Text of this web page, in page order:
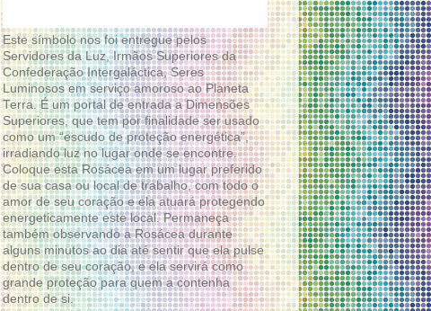
Este símbolo nos foi entregue pelos
Servidores da Luz, Irmãos Superiores da
Confederação Intergaláctica, Seres
Luminosos em serviço amoroso ao Planeta
Terra. É um portal de entrada a Dimensões
Superiores, que tem por finalidade ser usado
como um “escudo de proteção energética”,
irradiando luz no lugar onde se encontre.
Coloque esta Rosácea em um lugar preferido
de sua casa ou local de trabalho, com todo o
amor de seu coração e ela atuará protegendo
energeticamente este local. Permaneça
também observando a Rosácea durante
alguns minutos ao dia até sentir que ela pulse
dentro de seu coração, e ela servirá como
grande proteção para quem a contenha
dentro de si.